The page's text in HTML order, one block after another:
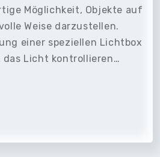
Möglichkeit, Objekte auf
Weise darzustellen.
einer speziellen Lichtbox
das Licht kontrollieren…